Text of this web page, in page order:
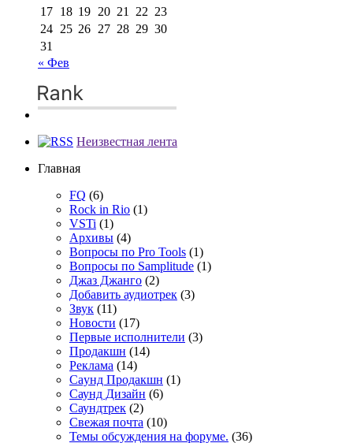
17 18 19 20 21 22 23
24 25 26 27 28 29 30
31
« Фев
Неизвестная лента
Главная
FQ (6)
Rock in Rio (1)
VSTi (1)
Архивы (4)
Вопросы по Pro Tools (1)
Вопросы по Samplitude (1)
Джаз Джанго (2)
Добавить аудиотрек (3)
Звук (11)
Новости (17)
Первые исполнители (3)
Продакшн (14)
Реклама (14)
Сayнд Пpoдaкшн (1)
Саунд Дизайн (6)
Саундтрек (2)
Свежая почта (10)
Темы обсуждения на форуме. (36)